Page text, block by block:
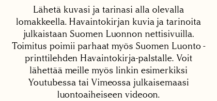
Lähetä kuvasi ja tarinasi alla olevalla
lomakkeella. Havaintokirjan kuvia ja tarinoita
julkaistaan Suomen Luonnon nettisivuilla.
Toimitus poimii parhaat myös Suomen Luonto -
printtilehden Havaintokirja-palstalle. Voit
lähettää meille myös linkin esimerkiksi
Youtubessa tai Vimeossa julkaisemaasi
luontoaiheiseen videoon.